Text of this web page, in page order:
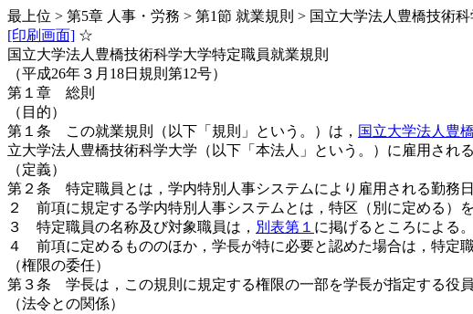
最上位 > 第5章 人事・労務 > 第1節 就業規則 > 国立大学法人豊橋技術
[印刷画面] ☆
国立大学法人豊橋技術科学大学特定職員就業規則
（平成26年３月18日規則第12号）
第１章 総則
（目的）
第１条 この就業規則（以下「規則」という。）は， 国立大学法人豊
立大学法人豊橋技術科学大学（以下「本法人」という。）に雇用され
（定義）
第２条 特定職員とは，学内特別人事システムにより雇用される勤務
２ 前項に規定する学内特別人事システムとは，特区（別に定める）
３ 特定職員の名称及び対象職員は， 別表第１ に掲げるところによる
４ 前項に定めるもののほか，学長が特に必要と認めた場合は，特
（権限の委任）
第３条 学長は，この規則に規定する権限の一部を学長が指定する役
（法令との関係）